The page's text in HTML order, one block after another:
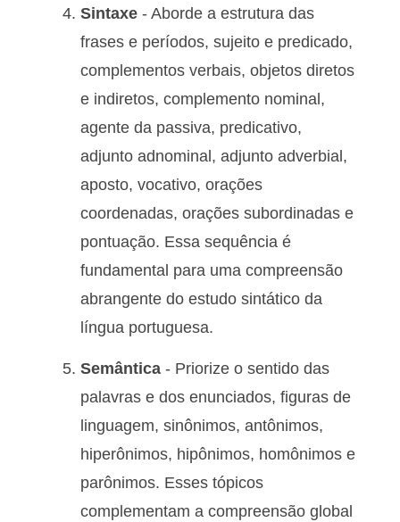
Sintaxe - Aborde a estrutura das
frases e períodos, sujeito e predicado,
complementos verbais, objetos diretos
e indiretos, complemento nominal,
agente da passiva, predicativo,
adjunto adnominal, adjunto adverbial,
aposto, vocativo, orações
coordenadas, orações subordinadas e
pontuação. Essa sequência é
fundamental para uma compreensão
abrangente do estudo sintático da
língua portuguesa.
Semântica - Priorize o sentido das
palavras e dos enunciados, figuras de
linguagem, sinônimos, antônimos,
hiperônimos, hipônimos, homônimos e
parônimos. Esses tópicos
complementam a compreensão global